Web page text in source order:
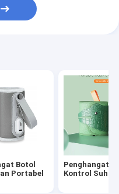
Botol
Portabel
Penghangat
Kontrol Suhu